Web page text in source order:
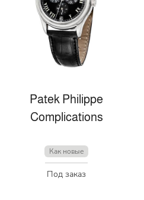
Patek Philippe
Complications
Как новые
Под заказ